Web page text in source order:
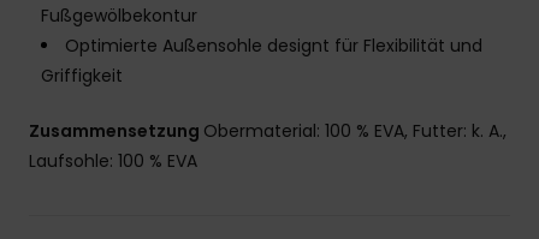
Fußgewölbekontur
Optimierte Außensohle designt für Flexibilität und
Griffigkeit
Zusammensetzung Obermaterial: 100 % EVA, Futter: k. A.,
Laufsohle: 100 % EVA